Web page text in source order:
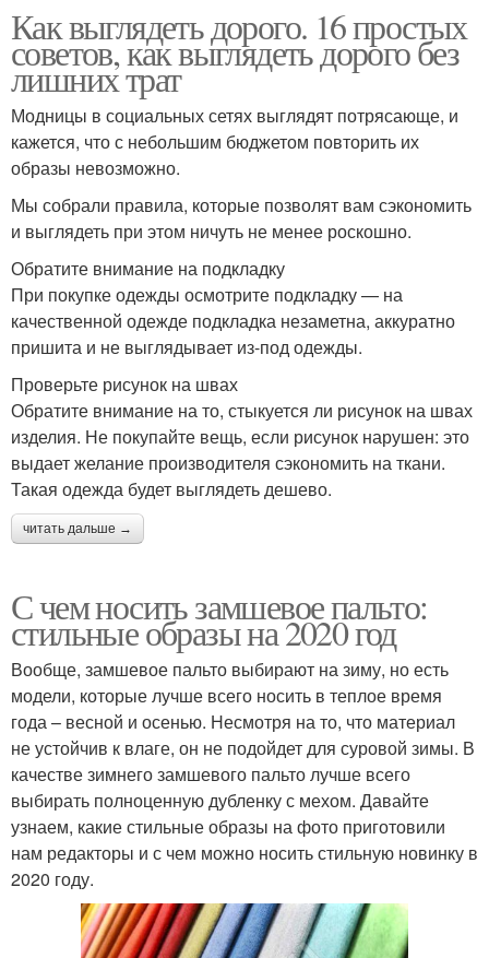
Как выглядеть дорого. 16 простых
советов, как выглядеть дорого без
лишних трат
Модницы в социальных сетях выглядят потрясающе, и
кажется, что с небольшим бюджетом повторить их
образы невозможно.
Мы собрали правила, которые позволят вам сэкономить
и выглядеть при этом ничуть не менее роскошно.
Обратите внимание на подкладку
При покупке одежды осмотрите подкладку — на
качественной одежде подкладка незаметна, аккуратно
пришита и не выглядывает из-под одежды.
Проверьте рисунок на швах
Обратите внимание на то, стыкуется ли рисунок на швах
изделия. Не покупайте вещь, если рисунок нарушен: это
выдает желание производителя сэкономить на ткани.
Такая одежда будет выглядеть дешево.
читать дальше →
С чем носить замшевое пальто:
стильные образы на 2020 год
Вообще, замшевое пальто выбирают на зиму, но есть
модели, которые лучше всего носить в теплое время
года – весной и осенью. Несмотря на то, что материал
не устойчив к влаге, он не подойдет для суровой зимы. В
качестве зимнего замшевого пальто лучше всего
выбирать полноценную дубленку с мехом. Давайте
узнаем, какие стильные образы на фото приготовили
нам редакторы и с чем можно носить стильную новинку в
2020 году.